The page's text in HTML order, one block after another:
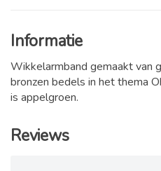
Informatie
Wikkelarmband gemaakt van
bronzen bedels in het thema
is appelgroen.
Reviews